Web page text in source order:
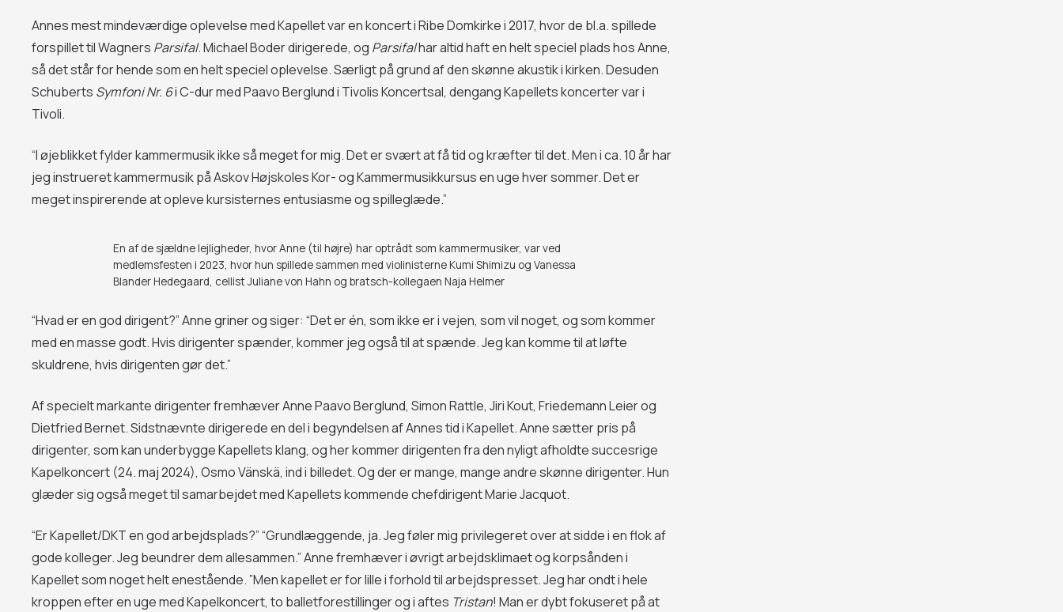
Annes mest mindeværdige oplevelse med Kapellet var en koncert i Ribe Domkirke i 2017, hvor de bl.a. spillede
forspillet til Wagners Parsifal. Michael Boder dirigerede, og Parsifalhar altid haft en helt speciel plads hos Anne,
så det står for hende som en helt speciel oplevelse. Særligt på grund af den skønne akustik i kirken. Desuden
Schuberts Symfoni Nr. 6i C-dur med Paavo Berglund i Tivolis Koncertsal, dengang Kapellets koncerter var i
Tivoli.
“I øjeblikket fylder kammermusik ikke så meget for mig. Det er svært at få tid og kræfter til det. Men i ca. 10 år har
jeg instrueret kammermusik på Askov Højskoles Kor- og Kammermusikkursus en uge hver sommer. Det er
meget inspirerende at opleve kursisternes entusiasme og spilleglæde.”
En af de sjældne lejligheder, hvor Anne (til højre) har optrådt som kammermusiker, var ved
medlemsfesten i 2023, hvor hun spillede sammen med violinisterne Kumi Shimizu og Vanessa
Blander Hedegaard, cellist Juliane von Hahn og bratsch-kollegaen Naja Helmer
“Hvad er en god dirigent?” Anne griner og siger: “Det er én, som ikke er i vejen, som vil noget, og som kommer
med en masse godt. Hvis dirigenter spænder, kommer jeg også til at spænde. Jeg kan komme til at løfte
skuldrene, hvis dirigenten gør det.”
Af specielt markante dirigenter fremhæver Anne Paavo Berglund, Simon Rattle, Jiri Kout, Friedemann Leier og
Dietfried Bernet. Sidstnævnte dirigerede en del i begyndelsen af Annes tid i Kapellet. Anne sætter pris på
dirigenter, som kan underbygge Kapellets klang, og her kommer dirigenten fra den nyligt afholdte succesrige
Kapelkoncert (24. maj 2024), Osmo Vänskä, ind i billedet. Og der er mange, mange andre skønne dirigenter. Hun
glæder sig også meget til samarbejdet med Kapellets kommende chefdirigent Marie Jacquot.
“Er Kapellet/DKT en god arbejdsplads?” “Grundlæggende, ja. Jeg føler mig privilegeret over at sidde i en flok af
gode kolleger. Jeg beundrer dem allesammen.” Anne fremhæver i øvrigt arbejdsklimaet og korpsånden i
Kapellet som noget helt enestående. ”Men kapellet er for lille i forhold til arbejdspresset. Jeg har ondt i hele
kroppen efter en uge med Kapelkoncert, to balletforestillinger og i aftes Tristan! Man er dybt fokuseret på at